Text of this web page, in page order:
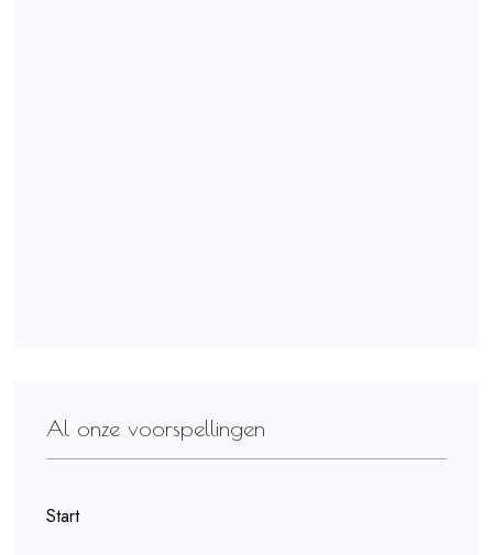
Al onze voorspellingen
Start